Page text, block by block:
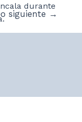
durante
siguiente →